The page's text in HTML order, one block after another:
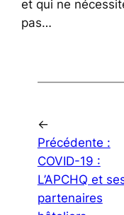
et qui ne
pas…
←
Précédente :
COVID-19 :
L’APCHQ et
partenaires